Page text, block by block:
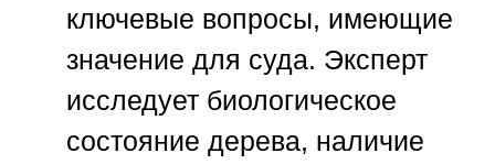
ключевые вопросы, имеющие
значение для суда. Эксперт
исследует биологическое
состояние дерева, наличие